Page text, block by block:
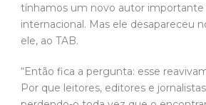
tínhamos um novo autor importante
internacional. Mas ele desapareceu
ele, ao TAB.
“Então fica a pergunta: esse
Por que leitores, editores e